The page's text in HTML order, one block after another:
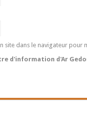
site dans le navigateur pour
d'information d'Ar